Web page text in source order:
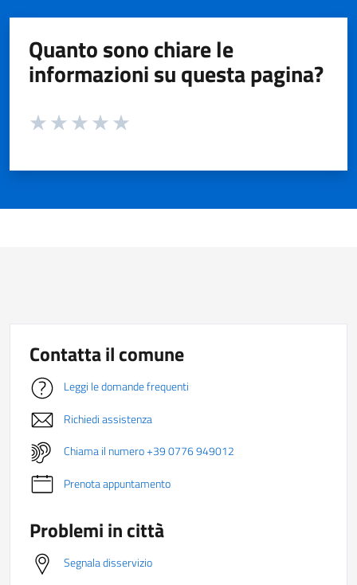
Quanto sono chiare le
informazioni su questa pagina?
Valuta da 1 a 5 stelle la pagina
Contatta il comune
Leggi le domande frequenti
Richiedi assistenza
Chiama il numero +39 0776 949012
Prenota appuntamento
Problemi in città
Segnala disservizio